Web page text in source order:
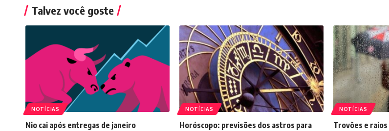
Talvez você goste
NOTÍCIAS
Nio cai após entregas de janeiro
NOTÍCIAS
Horóscopo: previsões dos astros para
NOTÍCIAS
Trovões e